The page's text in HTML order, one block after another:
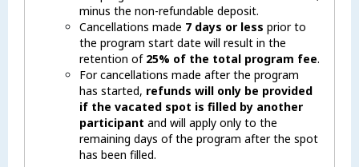
minus the non-refundable deposit.
Cancellations made 7 days or less prior to
the program start date will result in the
retention of 25% of the total program fee.
For cancellations made after the program
has started, refunds will only be provided
if the vacated spot is filled by another
participant and will apply only to the
remaining days of the program after the spot
has been filled.